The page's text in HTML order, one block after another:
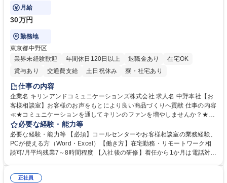
月給
30万円
勤務地
東京都中野区
業界未経験歓迎
年間休日120日以上 退職金あり
在宅OK
賞与あり
交通費支給 土日祝休み 寮・社宅あり
仕事の内容
企業名 キリンアンドコミュニケーションズ株式会社 求人名 中野本社【お
客様相談室】お客様のお声をもとにより良い商品づくりへ貢献 仕事の内容
≪★コミュニケーションを通してキリンのファンを増やしませんか？★≫
お客様のお声をより良い商品づくりに活かしていく上で、窓口となるお客
様相談室でのお仕事です。 日々お客様からいただくキリングループへのご
意見を、企業活動に活かしています。お客様からの声に迅速かつ誠意をも
って対応、情報提供するとともにグループ内活動に反映しています。 【具
平均100件前後■メール・手紙：同上40件前後 募集職種 中野本社【お客様
必要な経験・能力等
必要な経験・能力等 【必須】コールセンターやお客様相談室の業務経験、
PCが使える方（Word・Excel）【働き方】在宅勤務・リモートワーク相
談可/月平均残業7～8時間程度 【入社後の研修】着任から1か月は電話対応
すのでご安心ください。 【当社について】キリングループの広報機能を担
正社員